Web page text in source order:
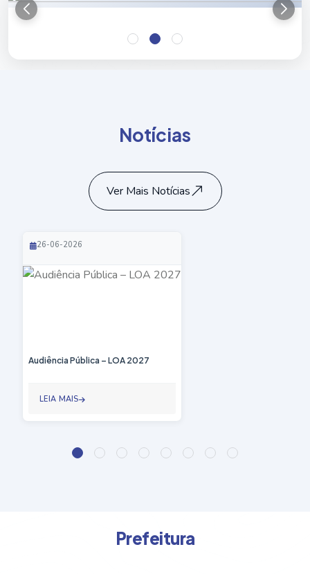
Notícias
Ver Mais Notícias
26-06-2026
Audiência Pública – LOA 2027
LEIA MAIS
Prefeitura